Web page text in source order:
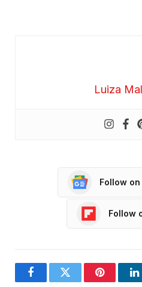
Luiza
Follow
Follow
FacebookTwitter Pinterest